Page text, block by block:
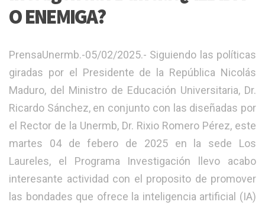
O ENEMIGA?
PrensaUnermb.-05/02/2025.- Siguiendo las políticas
giradas por el Presidente de la República Nicolás
Maduro, del Ministro de Educación Universitaria, Dr.
Ricardo Sánchez, en conjunto con las diseñadas por
el Rector de la Unermb, Dr. Rixio Romero Pérez, este
martes 04 de febero de 2025 en la sede Los
Laureles, el Programa Investigación llevo acabo
interesante actividad con el proposito de promover
las bondades que ofrece la inteligencia artificial (IA)